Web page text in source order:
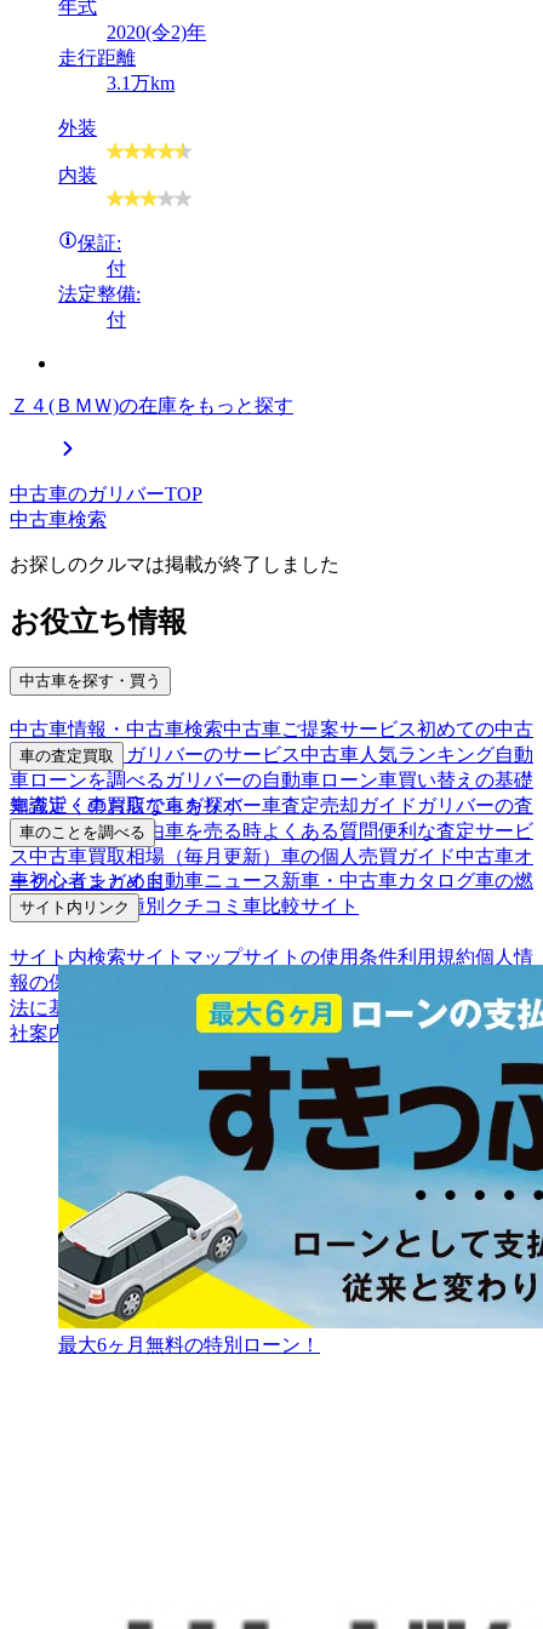
年式
2020(令2)年
走行距離
3.1万km
外装
内装
保証:
付
法定整備:
付
Ｚ４(ＢＭＷ)の在庫をもっと探す
中古車のガリバーTOP
中古車検索
お探しのクルマは掲載が終了しました
お役立ち情報
中古車を探す・買う
中古車情報・中古車検索中古車ご提案サービス初めての中古
車購入ガイド
ガリバーのサービス中古車人気ランキング自動
車ローンを調べる ガリバーの自動車ローン車買い替えの基礎
知識近くのお店で車を探す
車の査定買取
車査定・車買取ならガリバー車査定売却ガイド ガリバーの査
定が選ばれる理由車を売る時よくある質問便利な査定サービ
ス中古車買取相場（毎月更新） 車の個人売買ガイド中古車オ
ークションガイド
車のことを調べる
車初心者まとめ自動車ニュース新車・中古車カタログ車の燃
費を調べる車種別クチコミ 車比較サイト
サイト内リンク
サイト内検索サイトマップサイトの使用条件利用規約個人情
報の保護について
法に基づく表示
アフィリエイトパートナー募集お客様の声会
社案内
最大6ヶ月無料の特別ローン！